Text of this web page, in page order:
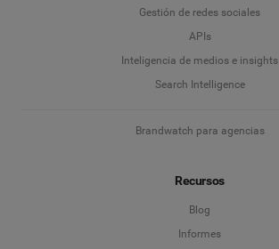
Gestión de redes sociales
APIs
Inteligencia de medios e insights
Search Intelligence
Brandwatch para agencias
Recursos
Blog
Informes